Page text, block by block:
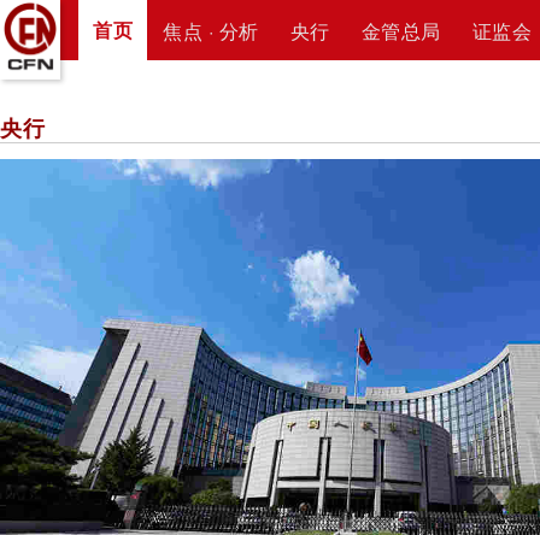
首页 焦点 · 分析 央行 金管总局 证监会
央行